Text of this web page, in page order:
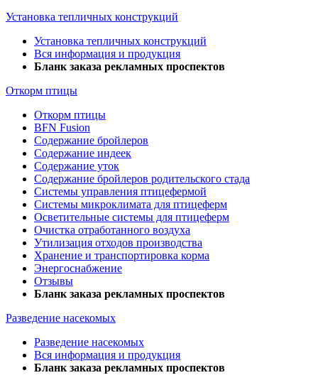
Установка тепличных конструкций
Установка тепличных конструкций
Вся информация и продукция
Бланк заказа рекламных проспектов
Откорм птицы
Откорм птицы
BFN Fusion
Содержание бройлеров
Содержание индеек
Содержание уток
Содержание бройлеров родительского стада
Системы управления птицефермой
Системы микроклимата для птицеферм
Осветительные системы для птицеферм
Очистка отработанного воздуха
Утилизация отходов производства
Хранение и транспортировка корма
Энергоснабжение
Отзывы
Бланк заказа рекламных проспектов
Разведение насекомых
Разведение насекомых
Вся информация и продукция
Бланк заказа рекламных проспектов